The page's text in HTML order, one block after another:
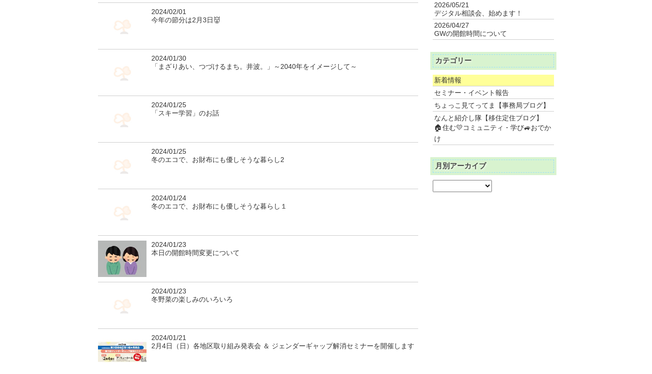
2024/02/01
今年の節分は2月3日👹
2024/01/30
「まざりあい、つづけるまち。井波。」～2040年をイメージして～
2024/01/25
「スキー学習」のお話
2024/01/25
冬のエコで、お財布にも優しそうな暮らし2
2024/01/24
冬のエコで、お財布にも優しそうな暮らし１
2024/01/23
本日の開館時間変更について
2024/01/23
冬野菜の楽しみのいろいろ
2024/01/21
2月4日（日）各地区取り組み発表会 ＆ ジェンダーギャップ解消セミナーを開催します
2026/05/21
デジタル相談会、始めます！
2026/04/27
GWの開館時間について
カテゴリー
新着情報
セミナー・イベント報告
ちょっこ見てってま【事務局ブログ】
なんと紹介し隊【移住定住ブログ】
🏠住む💛コミュニティ・学び🚙おでか
け
月別アーカイブ